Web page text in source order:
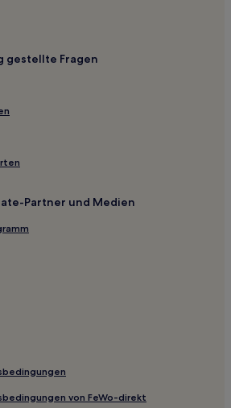
gestellte Fragen
Partner und Medien
von FeWo-direkt